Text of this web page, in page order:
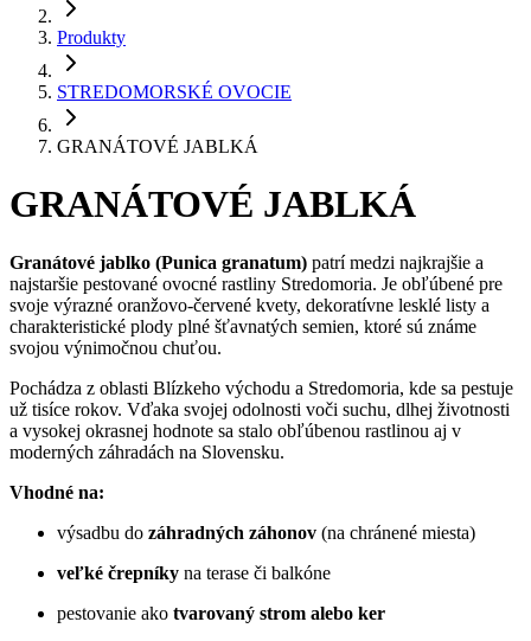
Produkty
STREDOMORSKÉ OVOCIE
GRANÁTOVÉ JABLKÁ
GRANÁTOVÉ JABLKÁ
Granátové jablko (Punica granatum) patrí medzi najkrajšie a
najstaršie pestované ovocné rastliny Stredomoria. Je obľúbené pre
svoje výrazné oranžovo-červené kvety, dekoratívne lesklé listy a
charakteristické plody plné šťavnatých semien, ktoré sú známe
svojou výnimočnou chuťou.
Pochádza z oblasti Blízkeho východu a Stredomoria, kde sa pestuje
už tisíce rokov. Vďaka svojej odolnosti voči suchu, dlhej životnosti
a vysokej okrasnej hodnote sa stalo obľúbenou rastlinou aj v
moderných záhradách na Slovensku.
Vhodné na:
výsadbu do záhradných záhonov (na chránené miesta)
veľké črepníky na terase či balkóne
pestovanie ako tvarovaný strom alebo ker